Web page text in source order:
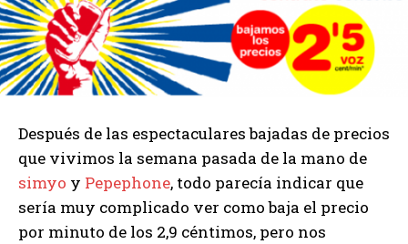
Después de las espectaculares bajadas de precios
que vivimos la semana pasada de la mano de
simyo y Pepephone, todo parecía indicar que
sería muy complicado ver como baja el precio
por minuto de los 2,9 céntimos, pero nos